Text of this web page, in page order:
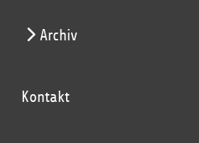
Archiv
Kontakt